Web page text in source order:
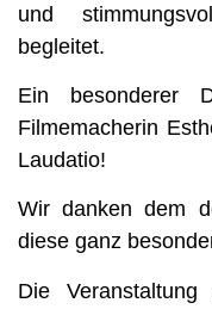
und
begleitet.
Ein besonderer
Filmemacherin
Laudatio!
Wir danken dem
diese ganz
Die